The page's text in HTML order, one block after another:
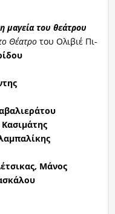
μαγεία του θεάτρου
Θέατροτου Ολιβιέ Πι-
, Μάνος